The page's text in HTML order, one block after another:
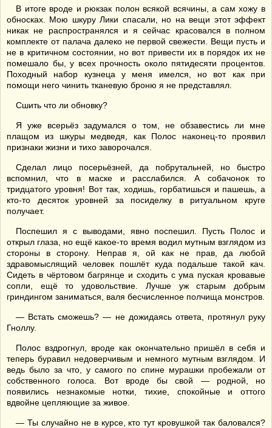
В итоге вроде и рюкзак полон всякой всячины, а сам хожу в
обносках. Мою шкуру Лики спасали, но на вещи этот эффект
никак не распространялся и я сейчас красовался в полном
комплекте от палача далеко не первой свежести. Вещи пусть и
не в критичном состоянии, но вот привести их в порядок их не
помешало бы, у всех прочность около пятидесяти процентов.
Походный набор кузнеца у меня имелся, но вот как при
помощи него чинить тканевую броню я не представлял.
Сшить что ли обновку?
Я уже всерьёз задумался о том, не обзавестись ли мне
плащом из шкуры медведя, как Полос наконец-то проявил
признаки жизни и тихо заворочался.
Сделал лицо посерьёзней, да побрутальней, но быстро
вспомнил, что в маске и расслабился. А собачонок то
тридцатого уровня! Вот так, ходишь, горбатишься и пашешь, а
кто-то десяток уровней за посиделку в ритуальном круге
получает.
Поспешил я с выводами, явно поспешил. Пусть Полос и
открыл глаза, но ещё какое-то время водил мутным взглядом из
стороны в сторону. Неправ я, ой как не прав, да любой
здравомыслящий человек пошлёт куда подальше такой кач.
Сидеть в чёртовом багрянце и сходить с ума пуская кровавые
сопли, ещё то удовольствие. Лучше уж старым добрым
гриндингом заниматься, валя бесчисленное полчища монстров.
— Встать сможешь? — не дожидаясь ответа, протянул руку
Гноллу.
Полос вздрогнул, вроде как окончательно пришёл в себя и
теперь буравил недоверчивым и немного мутным взглядом. И
ведь было за что, у самого по спине мурашки пробежали от
собственного голоса. Вот вроде бы свой — родной, но
появились незнакомые нотки, тихие, спокойные и оттого
вдвойне цепляющие за живое.
— Ты случайно не в курсе, кто тут кровушкой так баловался?